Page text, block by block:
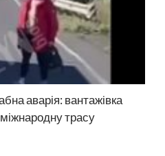
аварія: вантажівка
трасу